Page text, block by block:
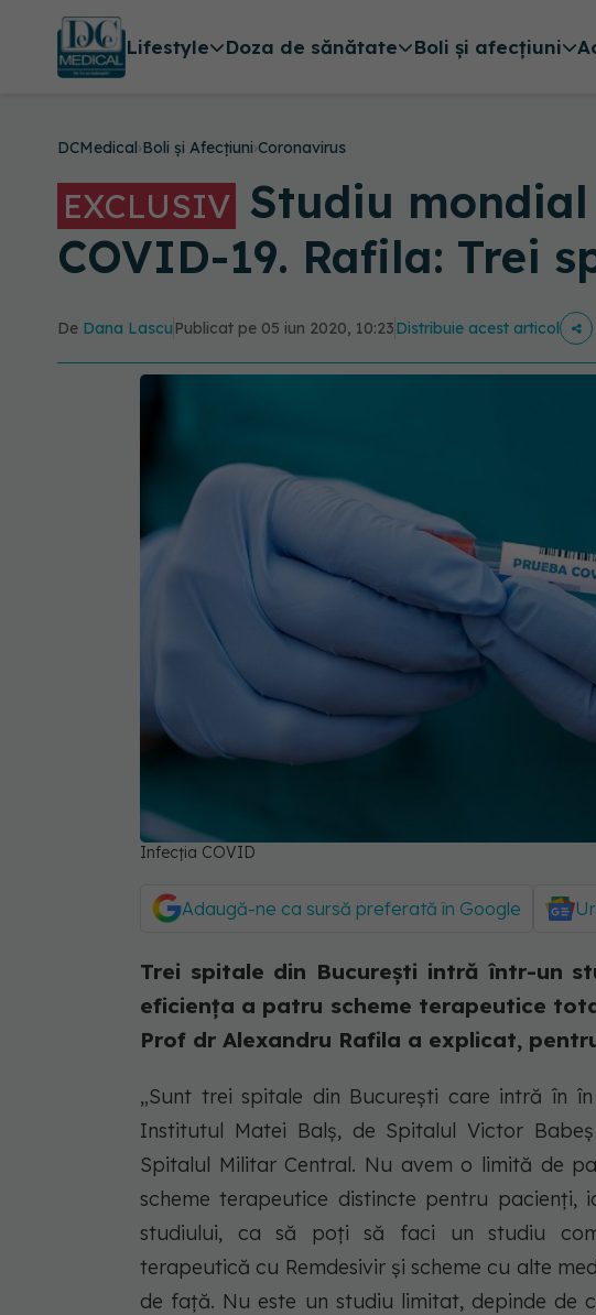
Lifestyle Doza de sănătate Boli și afecțiuni
DCMedical›Boli și Afecțiuni›Coronavirus
EXCLUSIV Studiu
COVID-19. Rafila: Trei
De Dana Lascu Publicat pe 05 iun 2020, 10:23Distribuie acest articol
Infecția COVID
Adaugă-ne ca sursă preferată în Google
Trei spitale din București intră într-un
eficiența a patru scheme terapeutice
Prof dr Alexandru Rafila a explicat,
„Sunt trei spitale din București care intră în
Institutul Matei Balș, de Spitalul Victor
Spitalul Militar Central. Nu avem o limită de
scheme terapeutice distincte pentru
studiului, ca să poți să faci un studiu
terapeutică cu Remdesivir și scheme cu alte
de față. Nu este un studiu limitat, depinde de